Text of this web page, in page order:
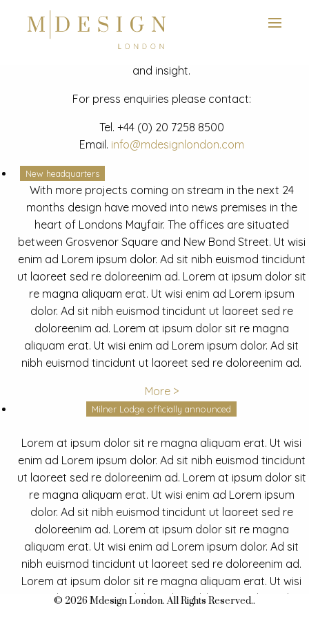
News
Latest mdesign development project and advisory news
and insight.
For press enquiries please contact:
Tel. +44 (0) 20 7258 8500
Email. info@mdesignlondon.com
New headquarters
With more projects coming on stream in the next 24
months design have moved into news premises in the
heart of Londons Mayfair. The offices are situated
between Grosvenor Square and New Bond Street. Ut wisi
enim ad Lorem ipsum dolor. Ad sit nibh euismod tincidunt
ut laoreet sed re doloreenim ad. Lorem at ipsum dolor sit
re magna aliquam erat. Ut wisi enim ad Lorem ipsum
dolor. Ad sit nibh euismod tincidunt ut laoreet sed re
doloreenim ad. Lorem at ipsum dolor sit re magna
aliquam erat. Ut wisi enim ad Lorem ipsum dolor. Ad sit
nibh euismod tincidunt ut laoreet sed re doloreenim ad.
More >
Milner Lodge officially announced
Lorem at ipsum dolor sit re magna aliquam erat. Ut wisi
enim ad Lorem ipsum dolor. Ad sit nibh euismod tincidunt
ut laoreet sed re doloreenim ad. Lorem at ipsum dolor sit
re magna aliquam erat. Ut wisi enim ad Lorem ipsum
dolor. Ad sit nibh euismod tincidunt ut laoreet sed re
doloreenim ad. Lorem at ipsum dolor sit re magna
aliquam erat. Ut wisi enim ad Lorem ipsum dolor. Ad sit
nibh euismod tincidunt ut laoreet sed re doloreenim ad.
Lorem at ipsum dolor sit re magna aliquam erat. Ut wisi
enim ad Lorem ipsum dolor. Ad sit nibh euismod tincidunt
© 2026 Mdesign London. All Rights Reserved..